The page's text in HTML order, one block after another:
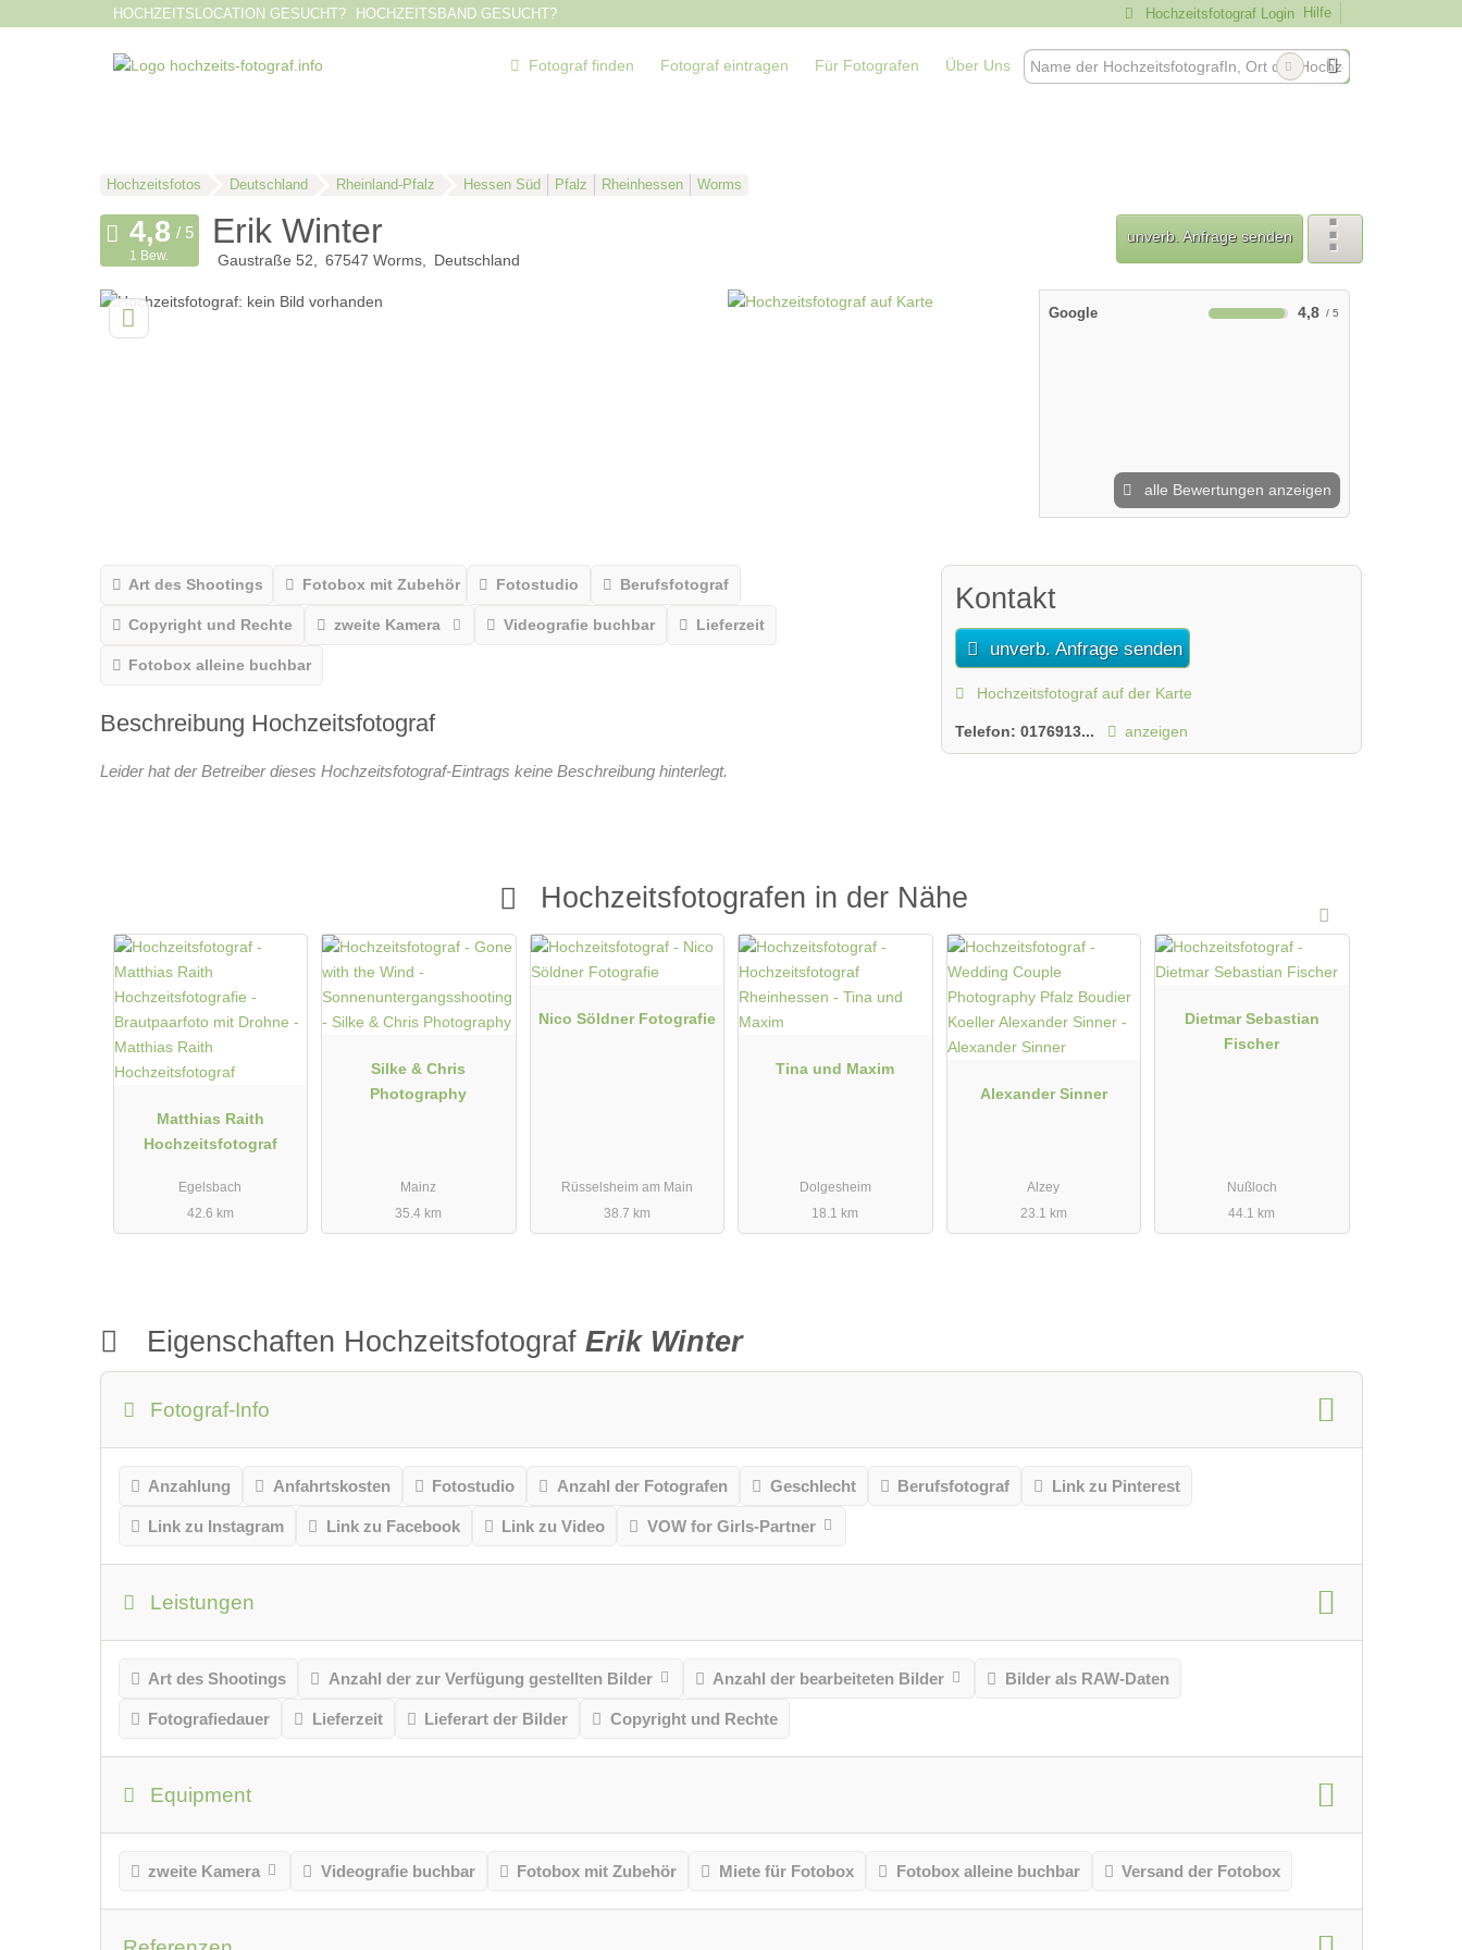
HOCHZEITSLOCATION GESUCHT? HOCHZEITSBAND GESUCHT? Hochzeitsfotograf Login Hilfe
Fotograf finden Fotograf eintragen Für Fotografen Über Uns
Hochzeitsfotos Deutschland Rheinland-Pfalz Hessen Süd Pfalz Rheinhessen Worms
Erik Winter
Gaustraße 52 67547 Worms Deutschland
unverb. Anfrage senden
1 Bew.
Google 4,8
alle Bewertungen anzeigen
Art des Shootings Fotobox mit Zubehör Fotostudio Berufsfotograf
Copyright und Rechte zweite Kamera Videografie buchbar Lieferzeit
Fotobox alleine buchbar
Beschreibung Hochzeitsfotograf
Leider hat der Betreiber dieses Hochzeitsfotograf-Eintrags keine Beschreibung hinterlegt.
Kontakt
unverb. Anfrage senden
Hochzeitsfotograf auf der Karte
Telefon:0176913... anzeigen
Hochzeitsfotografen in der Nähe
Matthias Raith
Hochzeitsfotograf
Egelsbach
42.6 km
Silke & Chris
Photography
Mainz
35.4 km
Nico Söldner Fotografie
Rüsselsheim am Main
38.7 km
Tina und Maxim
Dolgesheim
18.1 km
Alexander Sinner
Alzey
23.1 km
Dietmar Sebastian
Fischer
Nußloch
44.1 km
Eigenschaften HochzeitsfotografErik Winter
Fotograf-Info
Anzahlung Anfahrtskosten Fotostudio Anzahl der Fotografen Geschlecht Berufsfotograf Link zu Pinterest
Link zu Instagram Link zu Facebook Link zu Video VOW for Girls-Partner
Leistungen
Art des Shootings Anzahl der zur Verfügung gestellten Bilder Anzahl der bearbeiteten Bilder Bilder als RAW-Daten
Fotografiedauer Lieferzeit Lieferart der Bilder Copyright und Rechte
Equipment
zweite Kamera Videografie buchbar Fotobox mit Zubehör Miete für Fotobox Fotobox alleine buchbar Versand der Fotobox